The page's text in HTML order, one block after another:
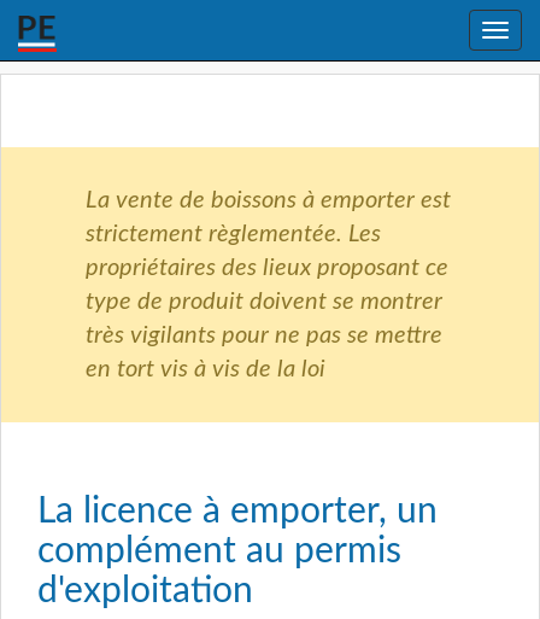
Toggle
La vente de boissons à emporter est
strictement règlementée. Les
propriétaires des lieux proposant ce
type de produit doivent se montrer
très vigilants pour ne pas se mettre
en tort vis à vis de la loi
La licence à emporter, un
complément au permis
d'exploitation